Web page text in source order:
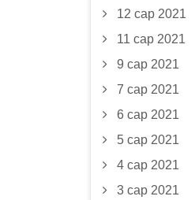
12 сар 2021
11 сар 2021
9 сар 2021
7 сар 2021
6 сар 2021
5 сар 2021
4 сар 2021
3 сар 2021